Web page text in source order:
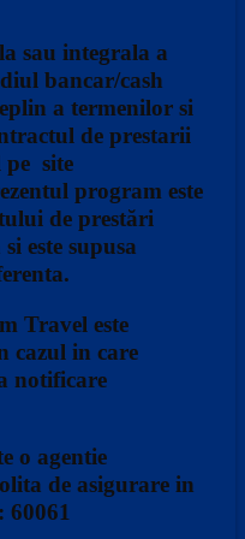
sau integrala a
bancar/cash
a termenilor si
de prestarii
pe site
program este
de prestări
este supusa
Travel este
cazul in care
notificare
o agentie
de asigurare in
60061